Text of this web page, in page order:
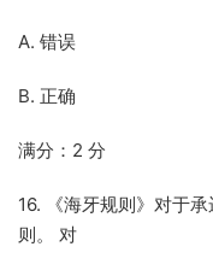
A. 错误
B. 正确
满分：2 分
16. 《海牙规则》对于
则。 对